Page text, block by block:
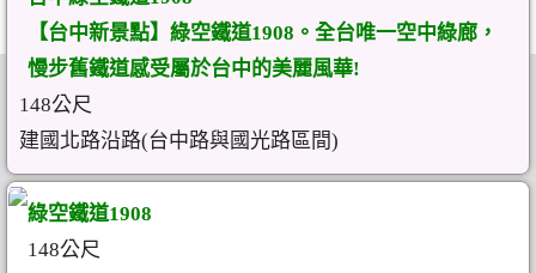
【台中新景點】綠空鐵道1908。全台唯一空中綠廊，
慢步舊鐵道感受屬於台中的美麗風華!
148公尺
建國北路沿路(台中路與國光路區間)
綠空鐵道1908
148公尺